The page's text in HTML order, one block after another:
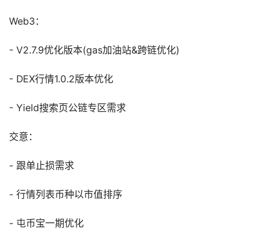
Web3：
- V2.7.9优化版本(gas加油站&跨链优化)
- DEX行情1.0.2版本优化
- Yield搜索页公链专区需求
交意：
- 跟单止损需求
- 行情列表币种以市值排序
- 屯币宝一期优化